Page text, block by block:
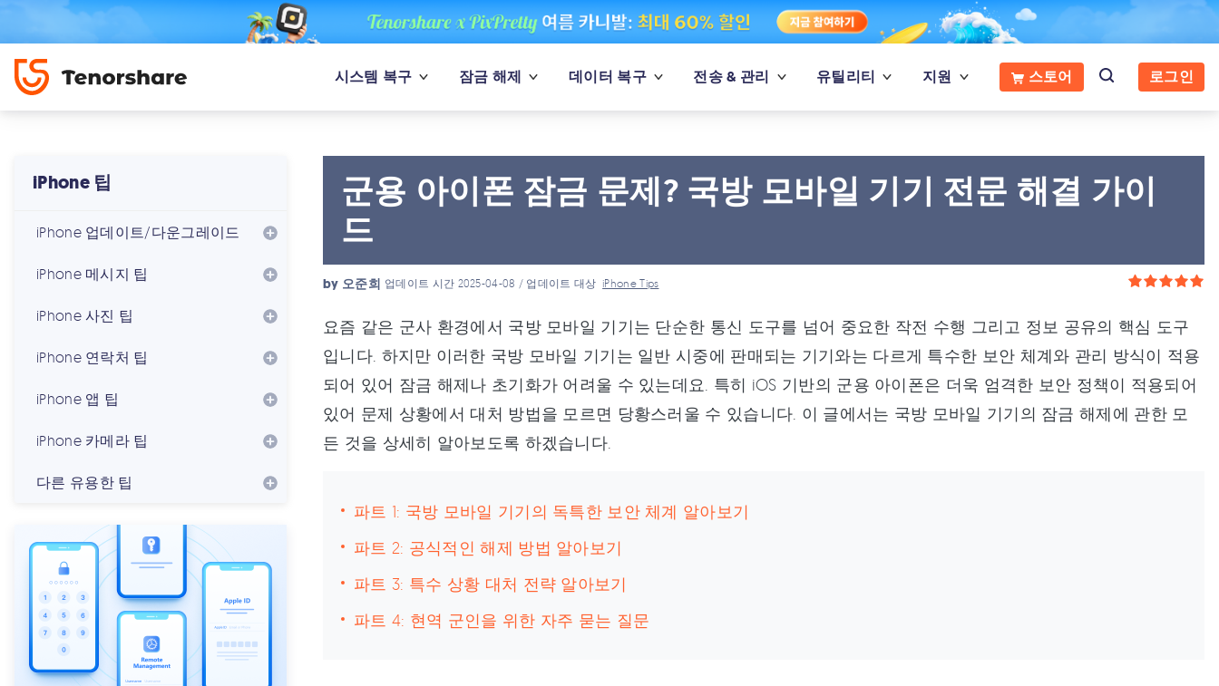
시스템 복구 잠금 해제 데이터 복구 전송 & 관리 유틸리티 지원 스토어 로그인
iPhone 팁
iPhone 업데이트/다운그레이드
iPhone 메시지 팁
iPhone 사진 팁
iPhone 연락처 팁
iPhone 앱 팁
iPhone 카메라 팁
다른 유용한 팁
군용 아이폰 잠금 문제? 국방 모바일 기기 전문 해결 가이
드
by 오준희 업데이트 시간 2025-04-08 / 업데이트 대상iPhone Tips
요즘 같은 군사 환경에서 국방 모바일 기기는 단순한 통신 도구를 넘어 중요한 작전 수행 그리고 정보 공유의 핵심 도구
입니다. 하지만 이러한 국방 모바일 기기는 일반 시중에 판매되는 기기와는 다르게 특수한 보안 체계와 관리 방식이 적용
되어 있어 잠금 해제나 초기화가 어려울 수 있는데요. 특히 iOS 기반의 군용 아이폰은 더욱 엄격한 보안 정책이 적용되어
있어 문제 상황에서 대처 방법을 모르면 당황스러울 수 있습니다. 이 글에서는 국방 모바일 기기의 잠금 해제에 관한 모
든 것을 상세히 알아보도록 하겠습니다.
파트 1: 국방 모바일 기기의 독특한 보안 체계 알아보기
파트 2: 공식적인 해제 방법 알아보기
파트 3: 특수 상황 대처 전략 알아보기
파트 4: 현역 군인을 위한 자주 묻는 질문